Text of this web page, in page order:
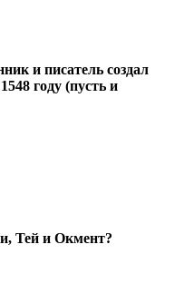
и писатель создал
году (пусть и
Тей и Окмент?